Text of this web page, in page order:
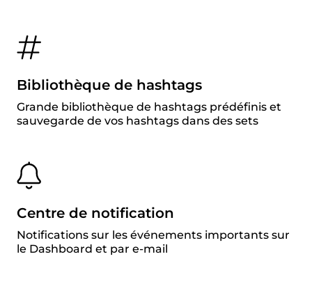
Bibliothèque de hashtags
Grande bibliothèque de hashtags prédéfinis et
sauvegarde de vos hashtags dans des sets
Centre de notification
Notifications sur les événements importants sur
le Dashboard et par e-mail